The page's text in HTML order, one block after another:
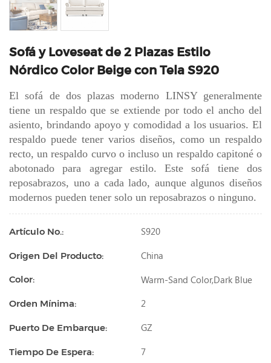
Sofá y Loveseat de 2 Plazas Estilo
Nórdico Color Beige con Tela S920
El sofá de dos plazas moderno LINSY generalmente
tiene un respaldo que se extiende por todo el ancho del
asiento, brindando apoyo y comodidad a los usuarios. El
respaldo puede tener varios diseños, como un respaldo
recto, un respaldo curvo o incluso un respaldo capitoné o
abotonado para agregar estilo. Este sofá tiene dos
reposabrazos, uno a cada lado, aunque algunos diseños
modernos pueden tener solo un reposabrazos o ninguno.
Artículo No.: S920
Origen Del Producto: China
Color: Warm-Sand Color,dark Blue
Orden Mínima: 2
Puerto De Embarque: GZ
Tiempo De Espera: 7